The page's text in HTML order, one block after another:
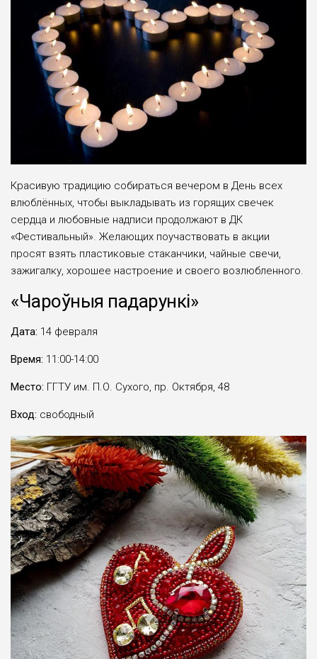
Красивую традицию собираться вечером в День всех
влюблённых, чтобы выкладывать из горящих свечек
сердца и любовные надписи продолжают в ДК
«Фестивальный». Желающих поучаствовать в акции
просят взять пластиковые стаканчики, чайные свечи,
зажигалку, хорошее настроение и своего возлюбленного.
«Чароўныя падарункі»
Дата: 14 февраля
Время: 11:00-14:00
Место: ГГТУ им. П.О. Сухого, пр. Октября, 48
Вход: свободный